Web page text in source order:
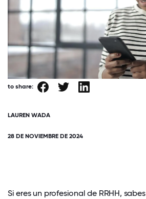
to share:
LAUREN WADA
28 DE NOVIEMBRE DE 2024
Si eres un profesional de RRHH, sabes